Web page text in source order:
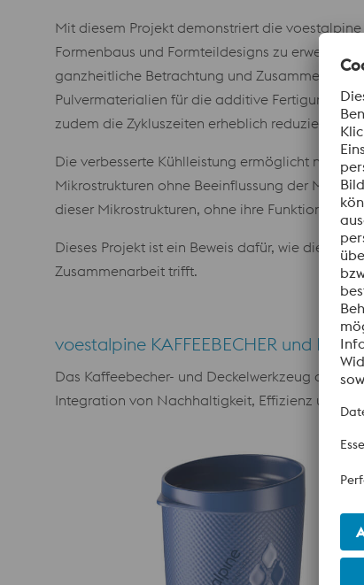
Mit diesem Projekt demonstriert die
Formenbaus und Formteildesigns zu
ganzheitliche Betrachtung und
Pulvermaterialien für die additive Fertigung
zudem die Zykluszeiten erheblich reduziert
Die verbesserte Kühlleistung ermöglicht nicht
Mikrostrukturen ohne Beeinflussung der
dieser Mikrostrukturen, ohne ihre Funktionalität
Dieses Projekt ist ein Beweis dafür, wie die
Zusammenarbeit trifft.
voestalpine KAFFEEBECHER und
Das Kaffeebecher- und Deckelwerkzeug
Integration von Nachhaltigkeit, Effizienz und